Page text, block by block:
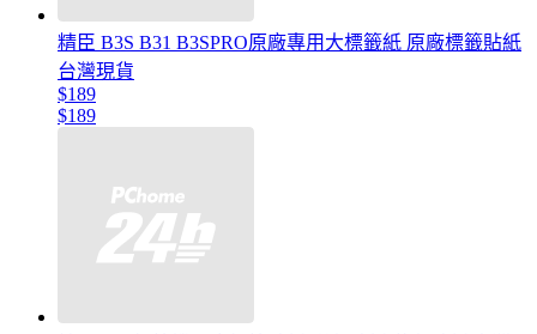
精臣 B3S B31 B3SPRO原廠專用大標籤紙 原廠標籤貼紙
台灣現貨
$189
$189